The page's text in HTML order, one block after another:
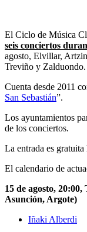
El Ciclo de Música
seis conciertos
agosto, Elvillar,
Treviño y Zalduondo.
Cuenta desde 2011
San Sebastián”.
Los ayuntamientos
de los conciertos.
La entrada es
El calendario de
15 de agosto,
Asunción, Argote)
Iñaki Alberdi